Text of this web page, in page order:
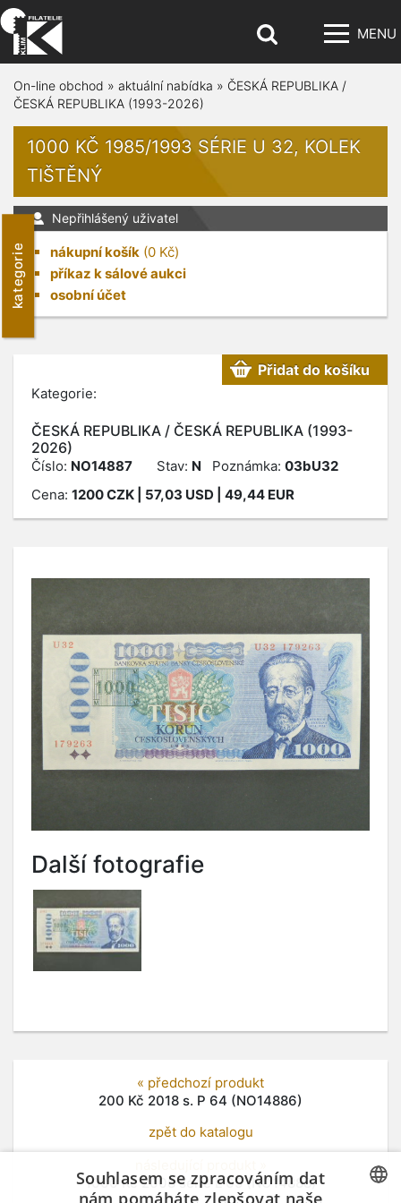
MENU
kategorie
On-line obchod » aktuální nabídka » ČESKÁ REPUBLIKA /
ČESKÁ REPUBLIKA (1993-2026)
1000 KČ 1985/1993 SÉRIE U 32, KOLEK
TIŠTĚNÝ
Nepřihlášený uživatel
nákupní košík (0 Kč)
příkaz k sálové aukci
osobní účet
Kategorie:
ČESKÁ REPUBLIKA / ČESKÁ REPUBLIKA (1993-
2026)
Přidat do košíku
Číslo: NO14887 Stav: N Poznámka: 03bU32
Cena: 1200CZK | 57,03 USD | 49,44 EUR
Další fotografie
« předchozí produkt
200 Kč 2018 s. P 64 (NO14886)
zpět do katalogu
1000 Kč 2008 série L 05 (NO14888)
Souhlasem se zpracováním dat
nám pomáháte zlepšovat naše